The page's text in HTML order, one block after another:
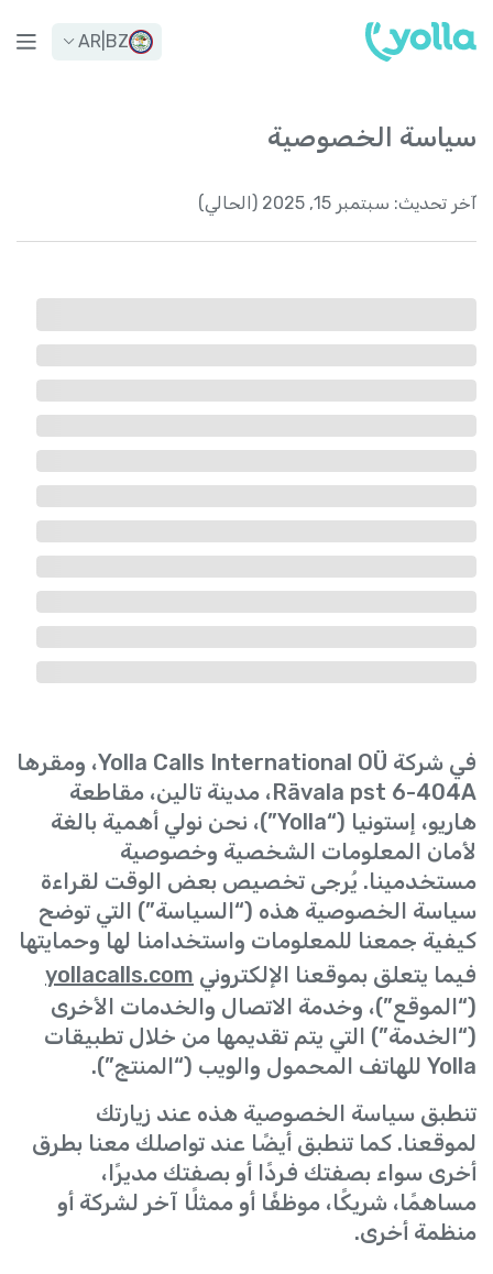
BZ
AR
سياسة الخصوصية
آخر تحديث: سبتمبر 15, 2025 (الحالي)
في شركة Yolla Calls International OÜ، ومقرها
Rävala pst 6-404A، مدينة تالين، مقاطعة
هاريو، إستونيا (“Yolla”)، نحن نولي أهمية بالغة
لأمان المعلومات الشخصية وخصوصية
مستخدمينا. يُرجى تخصيص بعض الوقت لقراءة
سياسة الخصوصية هذه (“السياسة”) التي توضح
كيفية جمعنا للمعلومات واستخدامنا لها وحمايتها
فيما يتعلق بموقعنا الإلكتروني yollacalls.com
(“الموقع”)، وخدمة الاتصال والخدمات الأخرى
(“الخدمة”) التي يتم تقديمها من خلال تطبيقات
Yolla للهاتف المحمول والويب (“المنتج”).
تنطبق سياسة الخصوصية هذه عند زيارتك
لموقعنا. كما تنطبق أيضًا عند تواصلك معنا بطرق
أخرى سواء بصفتك فردًا أو بصفتك مديرًا،
مساهمًا، شريكًا، موظفًا أو ممثلًا آخر لشركة أو
منظمة أخرى.